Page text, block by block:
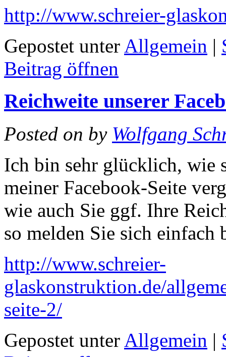
http://www.schreier-
Gepostet unter Allgemein |
Beitrag öffnen
Reichweite unserer
Posted on by Wolfgang
Ich bin sehr glücklich, wie
meiner Facebook-Seite
wie auch Sie ggf. Ihre
so melden Sie sich
http://www.schreier-
glaskonstruktion.de/
seite-2/
Gepostet unter Allgemein |